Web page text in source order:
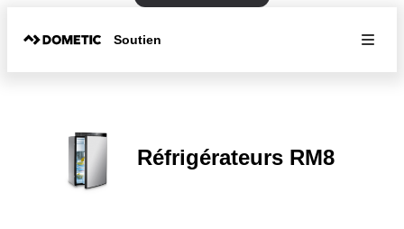
Soutien
Réfrigérateurs RM8